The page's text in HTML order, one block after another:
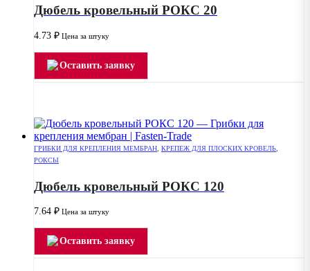
Дюбель кровельный РОКС 20
4.73 ₽ Цена за штуку
Оставить заявку
ГРИБКИ ДЛЯ КРЕПЛЕНИЯ МЕМБРАН КРЕПЕЖ ДЛЯ ПЛОСКИХ КРОВЕЛЬ
РОКСЫ
Дюбель кровельный РОКС 120
7.64 ₽ Цена за штуку
Оставить заявку